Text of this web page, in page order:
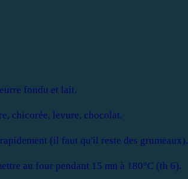
fondu et lait.
chicorée, levure, chocolat.
(il faut qu'il reste des grumeaux).
au four pendant 15 mn à 180°C (th 6).